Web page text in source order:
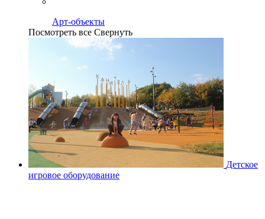
Арт-объекты
Посмотреть все Свернуть
Детское
игровое оборудование